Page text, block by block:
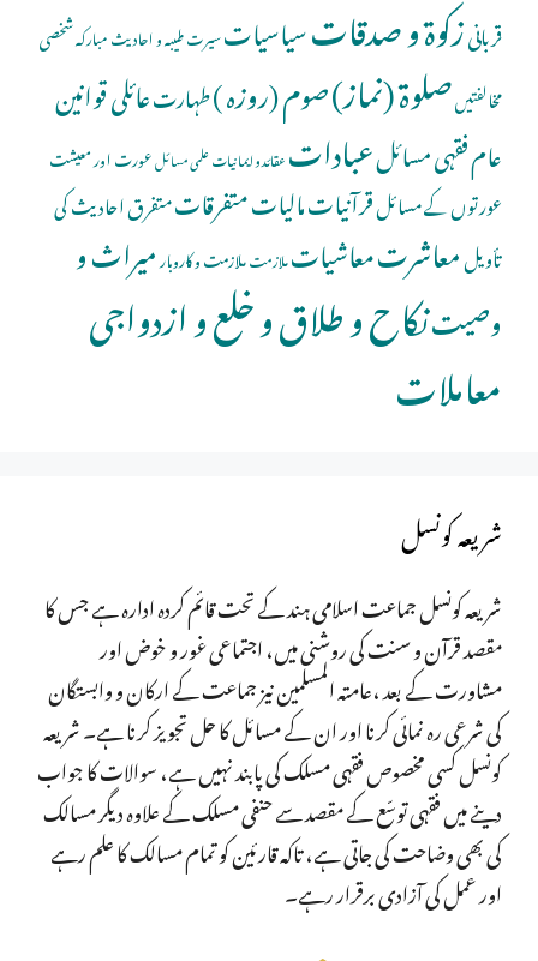
قربانیزکوۃ و صدقاتسیاسیاتسیرت طیبہ و احادیث مبارکہشخصی
مخالفتیںصلوة (نماز)صوم (روزہ )طہارتعائلی قوانین
عام فقہی مسائلعباداتعقائد و ایمانیاتعلمی مسائلعورت اور معیشت
عورتوں کے مسائلقرآنیاتمالیاتمتفرقاتمتفرق احادیث کی
تأویلمعاشرتمعاشیاتملازمتملازمت و کاروبارمیراث و
وصیتنکاح و طلاق و خلع و ازدواجی
معاملات
شریعہ کونسل
شریعہ کونسل جماعت اسلامی ہند کے تحت قائم کردہ ادارہ ہے جس کا
مقصد قرآن و سنت کی روشنی میں، اجتماعی غور و خوض اور
مشاورت کے بعد ،عامتہ المسلمین نیز جماعت کے ارکان و وابستگان
کی شرعی رہ نمائی کرنا اور ان کے مسائل کا حل تجویز کرنا ہے۔ شریعہ
کونسل کسی مخصوص فقہی مسلک کی پابند نہیں ہے، سوالات کا جواب
دینے میں فقہی توسّع کے مقصد سے حنفی مسلک کے علاوہ دیگر مسالک
کی بھی وضاحت کی جاتی ہے، تاکہ قارئین کو تمام مسالک کا علم رہے
اور عمل کی آزادی برقرار رہے۔